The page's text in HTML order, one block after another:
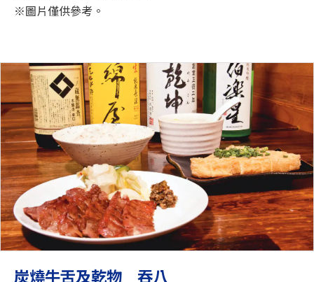
※圖片僅供參考。
炭燒牛舌及乾物 吞八